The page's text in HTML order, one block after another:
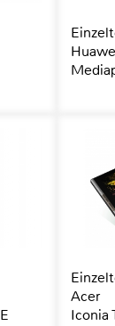
Acer
Iconia